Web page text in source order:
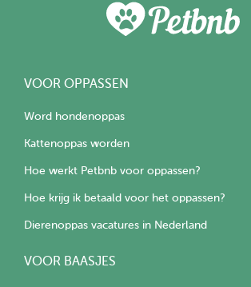
VOOR OPPASSEN
Word hondenoppas
Kattenoppas worden
Hoe werkt Petbnb voor oppassen?
Hoe krijg ik betaald voor het oppassen?
Dierenoppas vacatures in Nederland
VOOR BAASJES